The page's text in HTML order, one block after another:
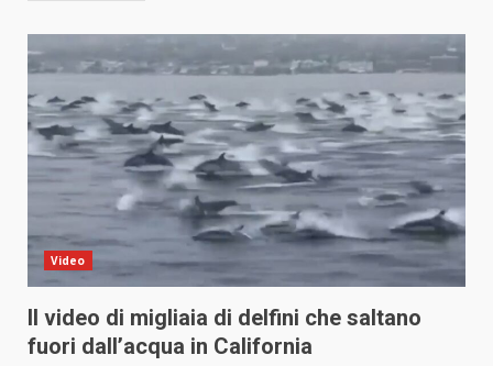
Video
Il video di migliaia di delfini che saltano
fuori dall’acqua in California